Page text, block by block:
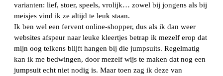
varianten: lief, stoer, speels, vrolijk… zowel bij jongens als bij
meisjes vind ik ze altijd te leuk staan.
Ik ben wel een fervent online-shopper, dus als ik dan weer
websites afspeur naar leuke kleertjes betrap ik mezelf erop dat
mijn oog telkens blijft hangen bij die jumpsuits. Regelmatig
kan ik me bedwingen, door mezelf wijs te maken dat nog een
jumpsuit echt niet nodig is. Maar toen zag ik deze van